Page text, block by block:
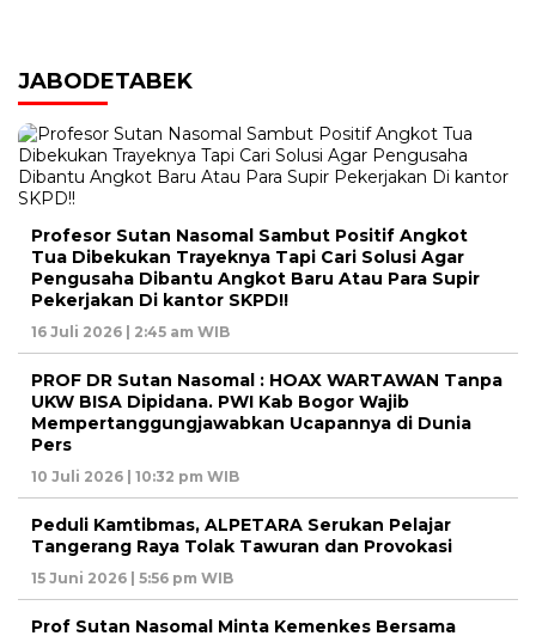
JABODETABEK
Profesor Sutan Nasomal Sambut Positif Angkot
Tua Dibekukan Trayeknya Tapi Cari Solusi Agar
Pengusaha Dibantu Angkot Baru Atau Para Supir
Pekerjakan Di kantor SKPD!!
16 Juli 2026 | 2:45 am WIB
PROF DR Sutan Nasomal : HOAX WARTAWAN Tanpa
UKW BISA Dipidana. PWI Kab Bogor Wajib
Mempertanggungjawabkan Ucapannya di Dunia
Pers
10 Juli 2026 | 10:32 pm WIB
Peduli Kamtibmas, ALPETARA Serukan Pelajar
Tangerang Raya Tolak Tawuran dan Provokasi
15 Juni 2026 | 5:56 pm WIB
Prof Sutan Nasomal Minta Kemenkes Bersama